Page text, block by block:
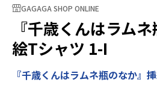
GAGAGA SHOP ONLINE
『千歳くんはラム
絵Tシャツ 1-I
『千歳くんはラムネ瓶のなか』